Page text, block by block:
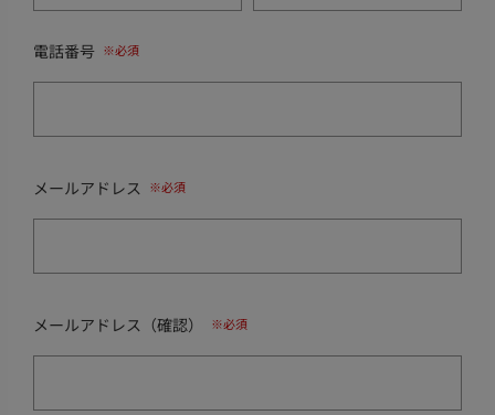
電話番号
メールアドレス
メールアドレス（確認）